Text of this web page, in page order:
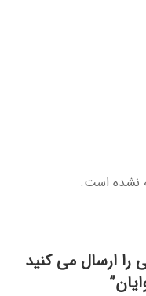
نشده است.
را ارسال می کنید